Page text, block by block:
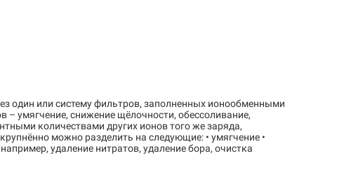
один или систему фильтров, заполненных ионообменными
умягчение, снижение щёлочности, обессоливание,
количествами других ионов того же заряда,
можно разделить на следующие: • умягчение •
удаление нитратов, удаление бора, очистка